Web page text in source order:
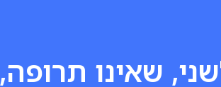
שאינו תרופה,